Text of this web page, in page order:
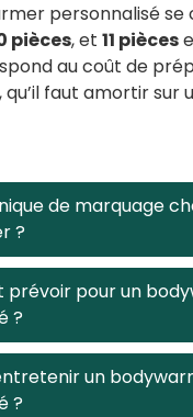
personnalisé
pièces, et 11 pièces
au coût de
qu’il faut amortir sur
de marquage
?
prévoir pour un
?
un
?